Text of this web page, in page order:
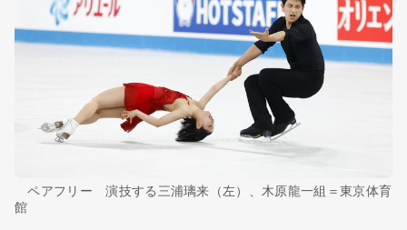
ペアフリー 演技する三浦璃来（左）、木原龍一組＝東京体育
館